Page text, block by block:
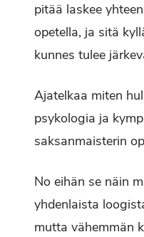
pitää laskee
opetella, ja sitä
kunnes tulee
Ajatelkaa miten
psykologia ja
saksanmaisterin
No eihän se näin
yhdenlaista
mutta vähemmän